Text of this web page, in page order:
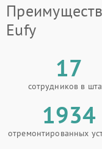
Eufy
17
сотрудников в
1934
отремонтированных